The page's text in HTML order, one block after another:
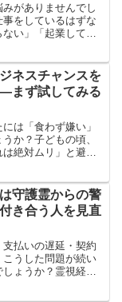
がありませんでし
事をしているはずな
い」「起業して生
い」実際に、ある
てくださいまし
ネスチャンスを
まず試してみる
は「食わず嫌い」
か？子どもの頃、
絶対ムリ」と避け
と思うくらいに美
な経験は、誰にで
です。実は、この
のは、食べ物だけ
。
守護霊からの警
き合う人を見直
支払いの遅延・契約
こうした問題が続い
ょうか？霊視経営